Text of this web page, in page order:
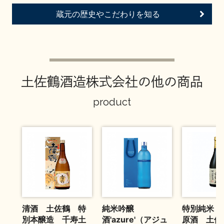
蔵元の歴史やこだわりを知る
土佐鶴酒造株式会社の他の商品
product
清酒 土佐鶴 特
別本醸造 千寿土
純米吟醸
酒'azure'（アジュ
特別純米
原酒 土